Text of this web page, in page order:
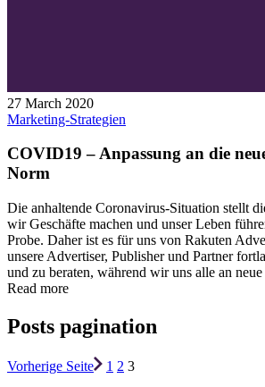
27 March 2020
Marketing-Strategien
COVID19 – Anpassung an die
Norm
Die anhaltende Coronavirus-Situation stellt
wir Geschäfte machen und unser Leben
Probe. Daher ist es für uns von Rakuten
unsere Advertiser, Publisher und Partner
und zu beraten, während wir uns alle an
Read more
Posts pagination
Vorherige Seite 1 2 3